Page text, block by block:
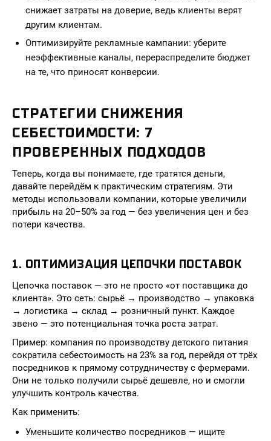
снижает затраты на доверие, ведь клиенты верят
другим клиентам.
Оптимизируйте рекламные кампании: уберите
неэффективные каналы, перераспределите бюджет
на те, что приносят конверсии.
СТРАТЕГИИ СНИЖЕНИЯ
СЕБЕСТОИМОСТИ: 7
ПРОВЕРЕННЫХ ПОДХОДОВ
Теперь, когда вы понимаете, где тратятся деньги,
давайте перейдём к практическим стратегиям. Эти
методы использовали компании, которые увеличили
прибыль на 20–50% за год — без увеличения цен и без
потери качества.
1. ОПТИМИЗАЦИЯ ЦЕПОЧКИ ПОСТАВОК
Цепочка поставок — это не просто «от поставщика до
клиента». Это сеть: сырьё → производство → упаковка
→ логистика → склад → розничный пункт. Каждое
звено — это потенциальная точка роста затрат.
Пример: компания по производству детского питания
сократила себестоимость на 23% за год, перейдя от трёх
посредников к прямому сотрудничеству с фермерами.
Они не только получили сырьё дешевле, но и смогли
улучшить контроль качества.
Как применить:
Уменьшите количество посредников — ищите